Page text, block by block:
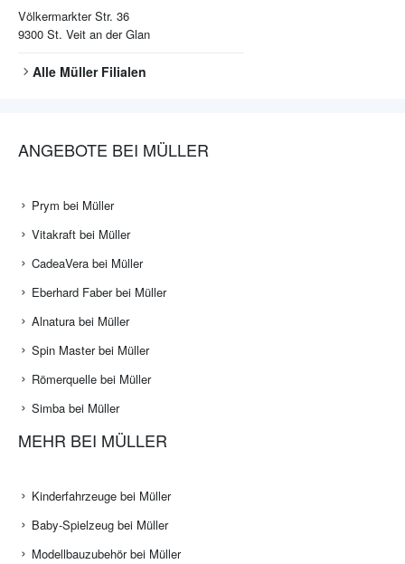
Völkermarkter Str. 36
9300 St. Veit an der Glan
Alle MüllerFilialen
ANGEBOTE BEI MÜLLER
Prym bei Müller
Vitakraft bei Müller
CadeaVera bei Müller
Eberhard Faber bei Müller
Alnatura bei Müller
Spin Master bei Müller
Römerquelle bei Müller
Simba bei Müller
MEHR BEI MÜLLER
Kinderfahrzeuge bei Müller
Baby-Spielzeug bei Müller
Modellbauzubehör bei Müller